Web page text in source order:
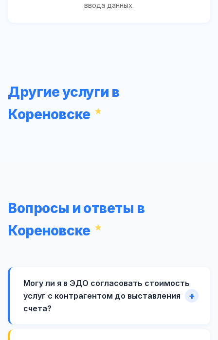
ввода данных.
Другие услуги в
Кореновске
Вопросы и ответы в
Кореновске
Могу ли я в ЭДО согласовать стоимость
услуг с контрагентом до выставления
счета?